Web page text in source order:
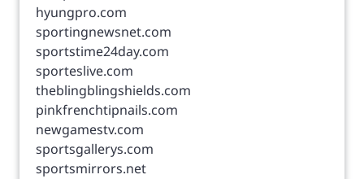
hyungpro.com
sportingnewsnet.com
sportstime24day.com
sporteslive.com
theblingblingshields.com
pinkfrenchtipnails.com
newgamestv.com
sportsgallerys.com
sportsmirrors.net